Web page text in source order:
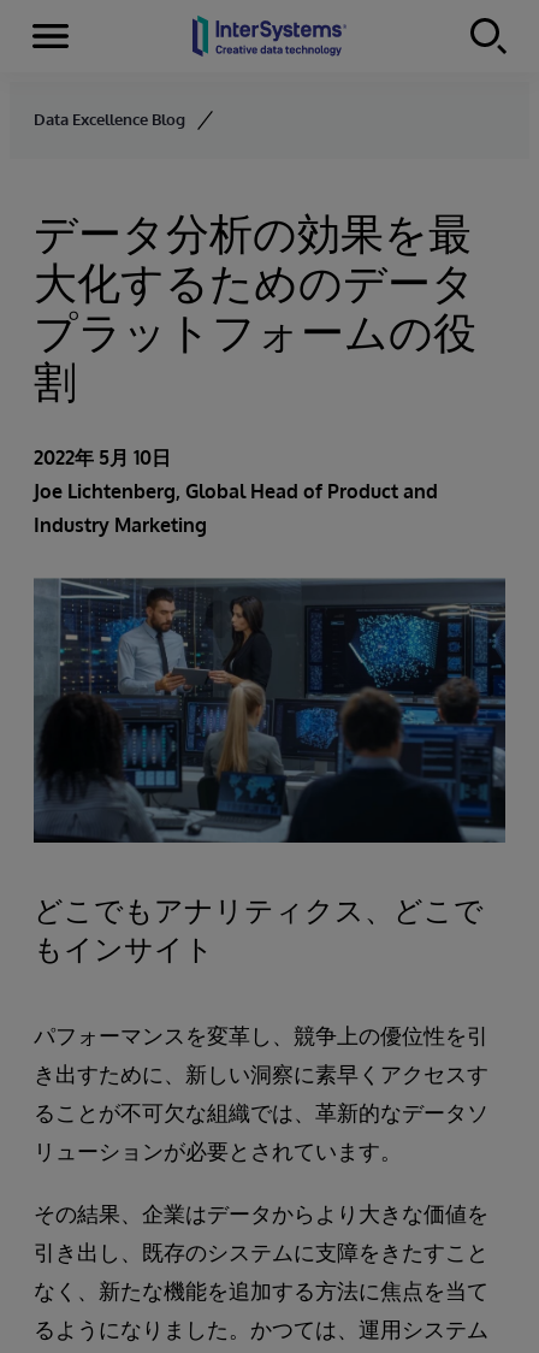
Skip to content
Menu
Data Excellence Blog
データ分析の効果を最
大化するためのデータ
プラットフォームの役
割
2022年 5月 10日
Joe Lichtenberg, Global Head of Product and
Industry Marketing
どこでもアナリティクス、どこで
もインサイト
パフォーマンスを変革し、競争上の優位性を引
き出すために、新しい洞察に素早くアクセスす
ることが不可欠な組織では、革新的なデータソ
リューションが必要とされています。
その結果、企業はデータからより大きな価値を
引き出し、既存のシステムに支障をきたすこと
なく、新たな機能を追加する方法に焦点を当て
るようになりました。かつては、運用システム